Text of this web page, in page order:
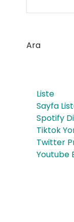
Ara
Liste
Sayfa
Spotify
Tiktok
Twitter
Youtube